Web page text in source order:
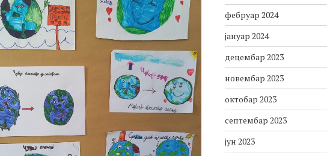
фебруар 2024
јануар 2024
децембар 2023
новембар 2023
октобар 2023
септембар 2023
јун 2023